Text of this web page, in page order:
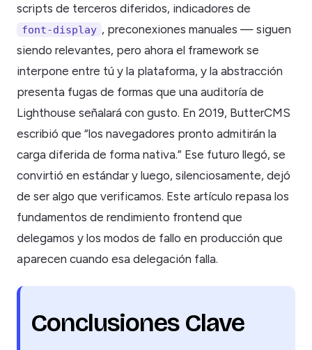
scripts de terceros diferidos, indicadores de
font-display , preconexiones manuales — siguen
siendo relevantes, pero ahora el framework se
interpone entre tú y la plataforma, y la abstracción
presenta fugas de formas que una auditoría de
Lighthouse señalará con gusto. En 2019, ButterCMS
escribió que “los navegadores pronto admitirán la
carga diferida de forma nativa.” Ese futuro llegó, se
convirtió en estándar y luego, silenciosamente, dejó
de ser algo que verificamos. Este artículo repasa los
fundamentos de rendimiento frontend que
delegamos y los modos de fallo en producción que
aparecen cuando esa delegación falla.
Conclusiones Clave